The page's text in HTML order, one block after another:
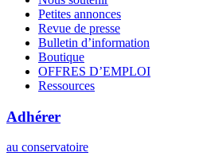
Petites annonces
Revue de presse
Bulletin d’information
Boutique
OFFRES D’EMPLOI
Ressources
Adhérer
au conservatoire